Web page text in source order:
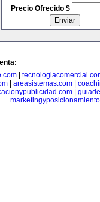
Precio Ofrecido $
areasistemas.com